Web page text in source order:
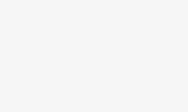
無休止的河流？藝術的映現，或